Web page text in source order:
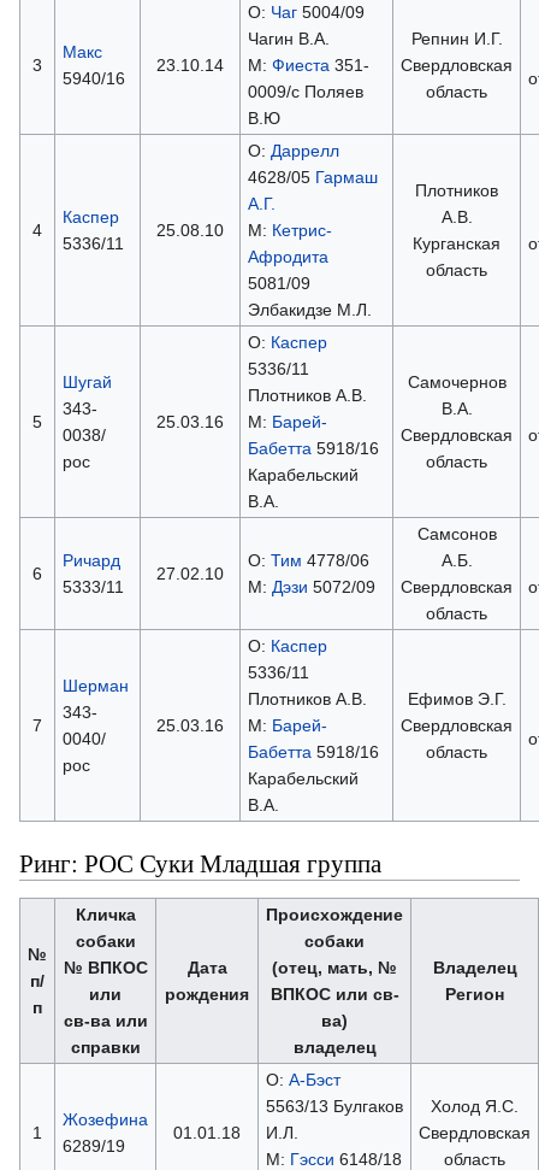
3
Макс
5940/16
23.10.14
О: Чаг5004/09
Чагин В.А.
М: Фиеста 351-
0009/с Поляев
В.Ю
Репнин И.Г.
Свердловская
область
4
Каспер
5336/11
25.08.10
О: Даррелл
4628/05 Гармаш
А.Г.
М: Кетрис-
Афродита
5081/09
Элбакидзе М.Л.
Плотников
А.В.
Курганская
область
5
Шугай
343-
0038/
рос
25.03.16
О: Каспер
5336/11
Плотников А.В.
М: Барей-
Бабетта 5918/16
Карабельский
В.А.
Самочернов
В.А.
Свердловская
область
6
Ричард
5333/11
27.02.10
О: Тим 4778/06
М: Дэзи 5072/09
Самсонов
А.Б.
Свердловская
область
7
Шерман
343-
0040/
рос
25.03.16
О: Каспер
5336/11
Плотников А.В.
М: Барей-
Бабетта 5918/16
Карабельский
В.А.
Ефимов Э.Г.
Свердловская
область
Ринг: РОС Суки Младшая группа
№
п/
п
Кличка
собаки
№ ВПКОС
или
св-ва или
справки
Дата
рождения
Происхождение
собаки
(отец, мать, №
ВПКОС или св-
ва)
владелец
Владелец
Регион
1
Жозефина
6289/19
01.01.18
О: А-Бэст
5563/13 Булгаков
И.Л.
М: Гэсси 6148/18
Холод Я.С.
Свердловская
область